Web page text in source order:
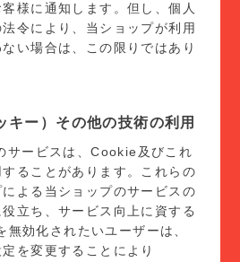
様に通知します。但し、個人
令により、当ショップが利用
い場合は、この限りではあり
ー）その他の技術の利用
サービスは、Cookie及びこれ
ることがあります。これらの
よる当ショップのサービスの
立ち、サービス向上に資する
効化されたいユーザーは、
を変更することにより